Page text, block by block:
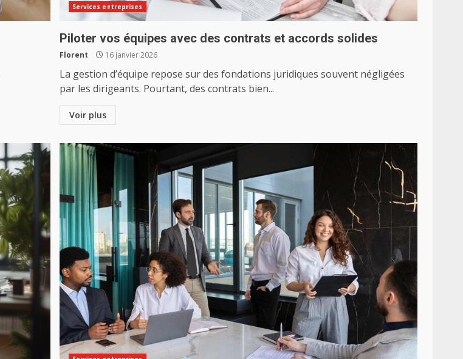
Services entreprises
Piloter vos équipes avec des contrats et accords solides
Florent 16 janvier 2026
La gestion d’équipe repose sur des fondations juridiques souvent négligées
par les dirigeants. Pourtant, des contrats bien...
Voir plus